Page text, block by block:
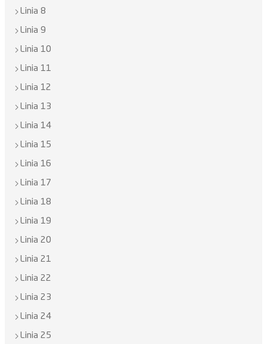
Linia 8
Linia 9
Linia 10
Linia 11
Linia 12
Linia 13
Linia 14
Linia 15
Linia 16
Linia 17
Linia 18
Linia 19
Linia 20
Linia 21
Linia 22
Linia 23
Linia 24
Linia 25